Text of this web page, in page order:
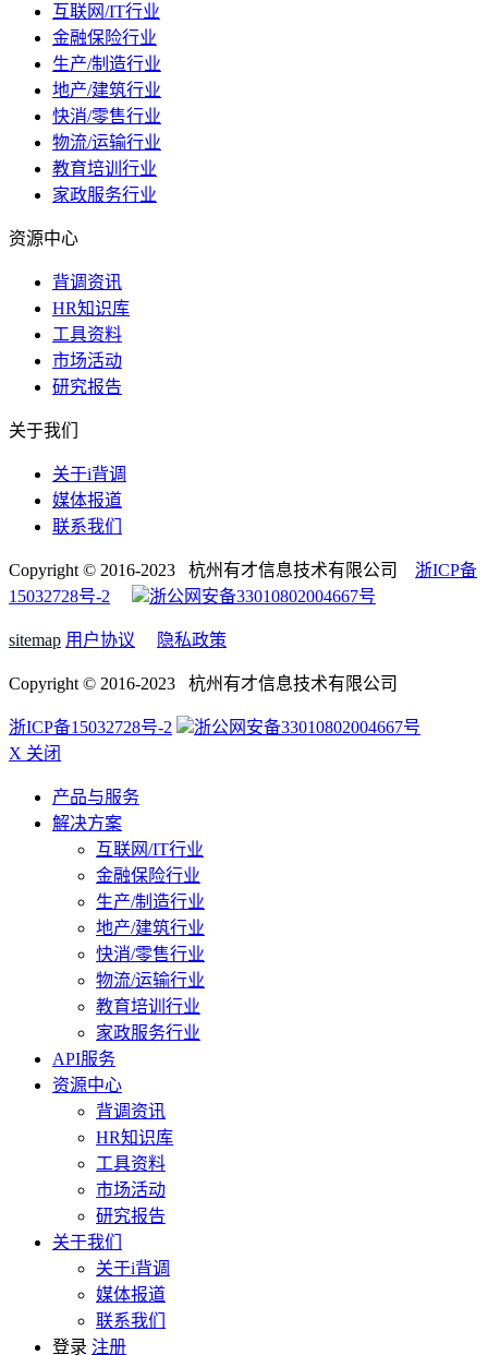
互联网/IT行业
金融保险行业
生产/制造行业
地产/建筑行业
快消/零售行业
物流/运输行业
教育培训行业
家政服务行业
资源中心
背调资讯
HR知识库
工具资料
市场活动
研究报告
关于我们
关于i背调
媒体报道
联系我们
Copyright © 2016-2023 杭州有才信息技术有限公司 浙ICP备
15032728号-2
浙公网安备33010802004667号
sitemap 用户协议 隐私政策
Copyright © 2016-2023 杭州有才信息技术有限公司
浙ICP备15032728号-2
浙公网安备33010802004667号
X 关闭
产品与服务
解决方案
互联网/IT行业
金融保险行业
生产/制造行业
地产/建筑行业
快消/零售行业
物流/运输行业
教育培训行业
家政服务行业
API服务
资源中心
背调资讯
HR知识库
工具资料
市场活动
研究报告
关于我们
关于i背调
媒体报道
联系我们
登录 注册